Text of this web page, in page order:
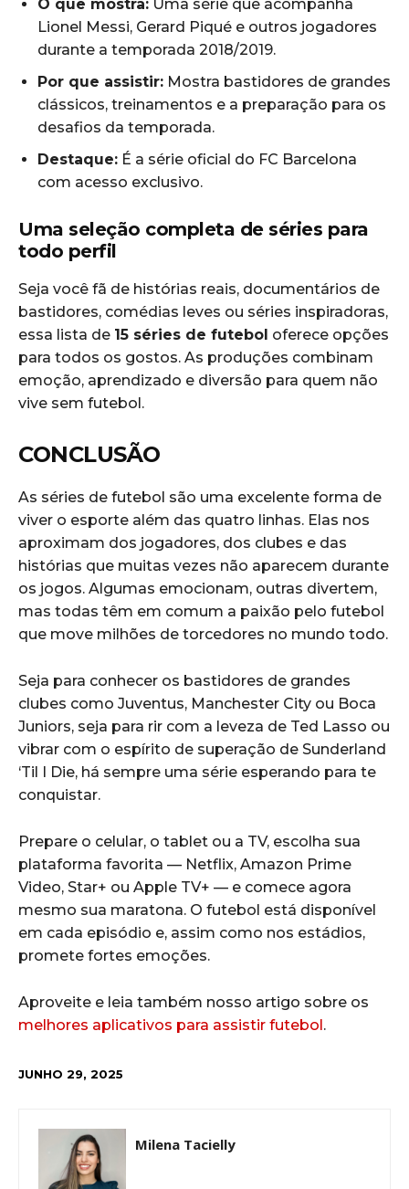
O que mostra: Uma série que acompanha
Lionel Messi, Gerard Piqué e outros jogadores
durante a temporada 2018/2019.
Por que assistir: Mostra bastidores de grandes
clássicos, treinamentos e a preparação para os
desafios da temporada.
Destaque: É a série oficial do FC Barcelona
com acesso exclusivo.
Uma seleção completa de séries para
todo perfil
Seja você fã de histórias reais, documentários de
bastidores, comédias leves ou séries inspiradoras,
essa lista de 15 séries de futebol oferece opções
para todos os gostos. As produções combinam
emoção, aprendizado e diversão para quem não
vive sem futebol.
CONCLUSÃO
As séries de futebol são uma excelente forma de
viver o esporte além das quatro linhas. Elas nos
aproximam dos jogadores, dos clubes e das
histórias que muitas vezes não aparecem durante
os jogos. Algumas emocionam, outras divertem,
mas todas têm em comum a paixão pelo futebol
que move milhões de torcedores no mundo todo.
Seja para conhecer os bastidores de grandes
clubes como Juventus, Manchester City ou Boca
Juniors, seja para rir com a leveza de Ted Lasso ou
vibrar com o espírito de superação de Sunderland
‘Til I Die, há sempre uma série esperando para te
conquistar.
Prepare o celular, o tablet ou a TV, escolha sua
plataforma favorita — Netflix, Amazon Prime
Video, Star+ ou Apple TV+ — e comece agora
mesmo sua maratona. O futebol está disponível
em cada episódio e, assim como nos estádios,
promete fortes emoções.
Aproveite e leia também nosso artigo sobre os
melhores aplicativos para assistir futebol .
JUNHO 29, 2025
Milena Tacielly